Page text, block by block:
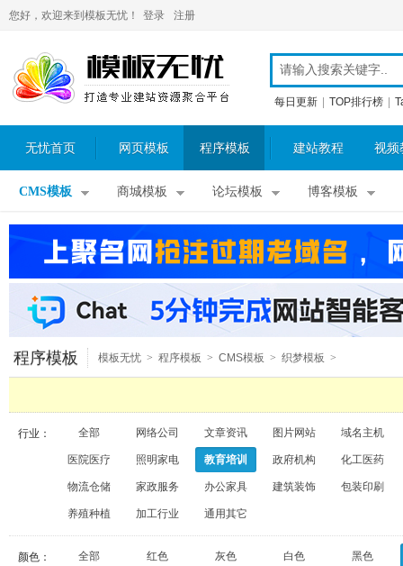
您好，欢迎来到模板无忧！ 登录 注册
每日更新 TOP排行榜
无忧首页 网页模板 程序模板 建站教程 视频
CMS模板 商城模板 论坛模板 博客模板
程序模板 模板无忧 > 程序模板 > CMS模板 > 织梦模板 >
行业： 全部 网络公司 文章资讯 图片网站 域名主机
医院医疗 照明家电 教育培训 政府机构 化工医药
物流仓储 家政服务 办公家具 建筑装饰 包装印刷
养殖种植 加工行业 通用其它
颜色： 全部 红色 灰色 白色 黑色